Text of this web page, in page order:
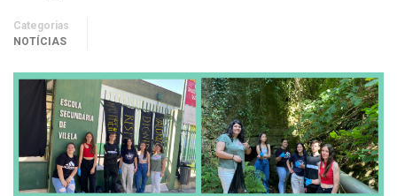
Categorias
NOTÍCIAS